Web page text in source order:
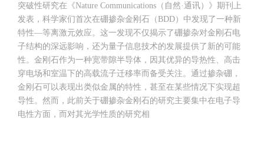
突破性研究在《Nature Communications（自然·通讯）》期刊上
发表，科学家们首次在硼掺杂金刚石（BDD）中发现了一种新
特性—等离激元效应。这一发现不仅揭示了硼掺杂对金刚石电
子结构的深远影响，还为量子信息技术的发展提供了新的可能
性。金刚石作为一种宽带隙半导体，因其优异的导热性、高击
穿电场和室温下的高载流子迁移率而备受关注。通过掺杂硼，
金刚石可以表现出类似金属的特性，甚至在某些情况下实现超
导性。然而，此前关于硼掺杂金刚石的研究主要集中在电子导
电性方面，而对其光学性质的研究相